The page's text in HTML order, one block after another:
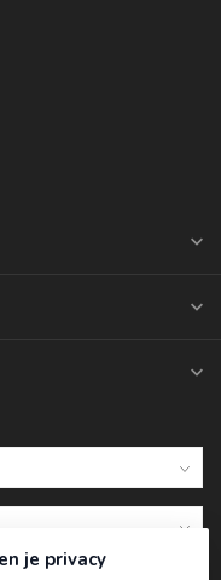
je privacy